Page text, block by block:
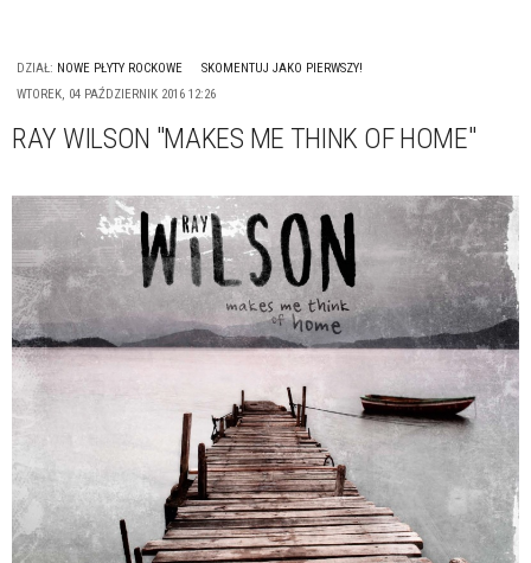
DZIAŁ: NOWE PŁYTY ROCKOWE
SKOMENTUJ JAKO PIERWSZY!
WTOREK, 04 PAŹDZIERNIK 2016 12:26
RAY WILSON "MAKES ME THINK OF HOME"